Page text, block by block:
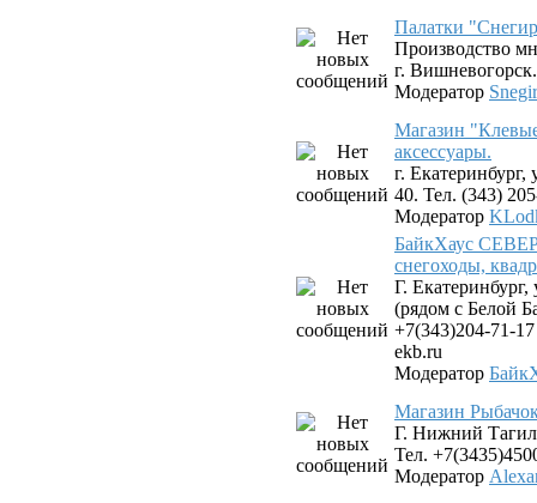
Палатки
Производство
г.
Модератор
Магазин
аксессуары.
г.
40. Тел. (343)
Модератор
БайкХаус СЕВЕР
снегоходы,
Г.
(рядом с Белой
+7(343)204-71-
ekb.ru
Модератор
Магазин
Г. Нижний
Тел.
Модератор